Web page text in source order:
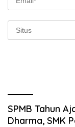
SPMB Tahun
Dharma, SMK